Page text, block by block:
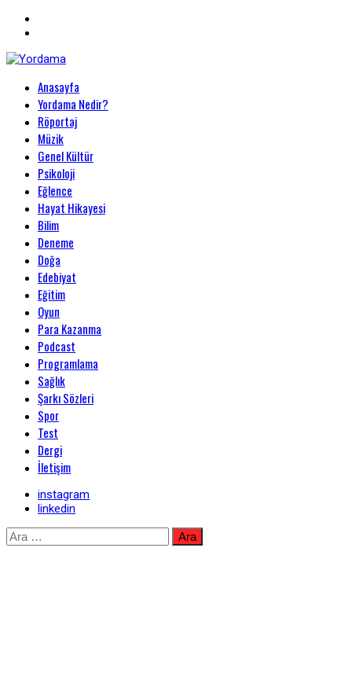
Yordama
PrimaryAnasayfa
Yordama Nedir?
Röportaj
Müzik
Genel Kültür
Psikoloji
Eğlence
Hayat Hikayesi
Bilim
Deneme
Doğa
Edebiyat
Eğitim
Oyun
Para Kazanma
Podcast
Programlama
Sağlık
Şarkı Sözleri
Spor
Test
Dergi
İletişim
instagram
linkedin
Skip
to
Arama: